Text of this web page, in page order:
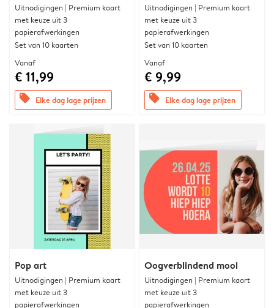
Uitnodigingen | Premium kaart
met keuze uit 3
papierafwerkingen
Set van 10 kaarten
Vanaf
€ 11,99
offers Elke dag lage prijzen
Uitnodigingen | Premium kaart
met keuze uit 3
papierafwerkingen
Set van 10 kaarten
Vanaf
€ 9,99
offers Elke dag lage prijzen
Pop art
Uitnodigingen | Premium kaart
met keuze uit 3
papierafwerkingen
Oogverblindend mooi
Uitnodigingen | Premium kaart
met keuze uit 3
papierafwerkingen